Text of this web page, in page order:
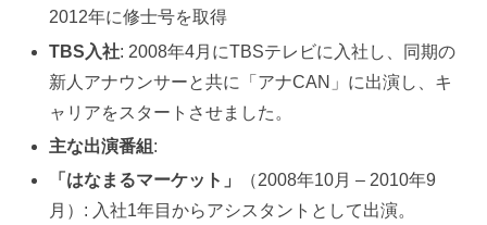
2012年に修士号を取得
TBS入社: 2008年4月にTBSテレビに入社し、同期の
新人アナウンサーと共に「アナCAN」に出演し、キ
ャリアをスタートさせました。
主な出演番組 :
「はなまるマーケット」
（2008年10月 – 2010年9
月）: 入社1年目からアシスタントとして出演。